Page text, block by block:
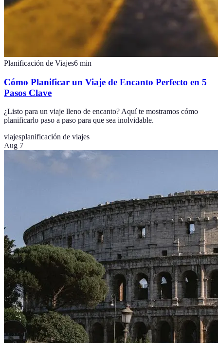
Planificación de Viajes6 min
Cómo Planificar un Viaje de Encanto Perfecto en 5
Pasos Clave
¿Listo para un viaje lleno de encanto? Aquí te mostramos cómo
planificarlo paso a paso para que sea inolvidable.
viajesplanificación de viajes
Aug 7